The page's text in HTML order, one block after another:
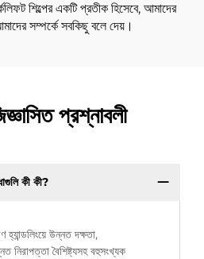
শিল্পের একটি প্রতীক হিসেবে, আমাদের
সম্পর্কে সবকিছু বলে দেয়।
প্রশ্নাবলী
কী কী?
উন্নত দক্ষতা,
নিরাপত্তা বৈশিষ্ট্যসহ বহুসংখ্যক